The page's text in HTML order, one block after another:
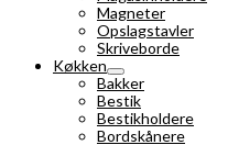
Magneter
Opslagstavler
Skriveborde
Køkken
Bakker
Bestik
Bestikholdere
Bordskånere